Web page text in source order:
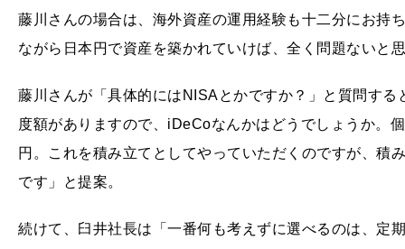
藤川さんの場合は、海外資産の運用経験も十二分にお持
ながら日本円で資産を築かれていけば、全く問題ないと
藤川さんが「具体的にはNISAとかですか？」と質問す
度額がありますので、iDeCoなんかはどうでしょうか。
円。これを積み立てとしてやっていただくのですが、積
です」と提案。
続けて、臼井社長は「一番何も考えずに選べるのは、定